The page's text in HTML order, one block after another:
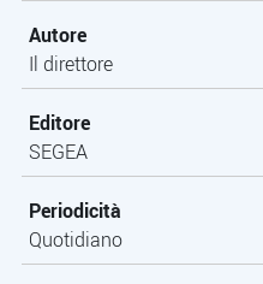
Autore
Il direttore
Editore
SEGEA
Periodicità
Quotidiano